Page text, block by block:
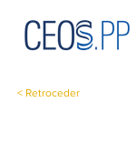
< Retroceder